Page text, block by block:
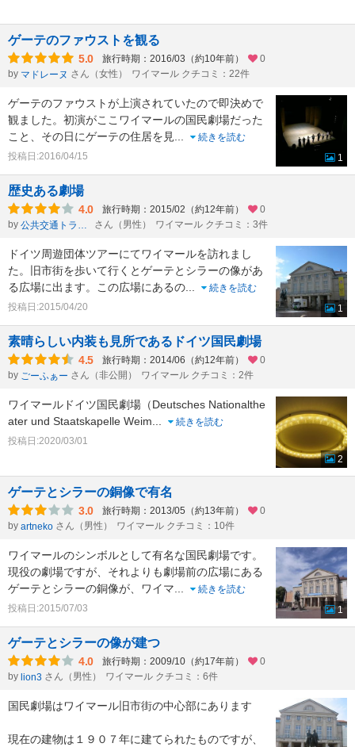
ゲーテのファウストを観る
5.0 旅行時期：2016/03（約10年前）
0
by マドレーヌ さん（女性） ワイマール クチコミ：22件
ゲーテのファウストが上演されていたので即決めで
観ました。初演がここワイマールの国民劇場だった
こと、その日にゲーテの住居を見
続きを読む
投稿日:2016/04/15
1
歴史ある劇場
4.0 旅行時期：2015/02（約12年前）
0
by
公共交通トラベラーken さん（男性） ワイマール クチコミ：3件
ドイツ周遊団体ツアーにてワイマールを訪れまし
た。旧市街を歩いて行くとゲーテとシラーの像があ
る広場に出ます。この広場にあるの
続きを読む
投稿日:2015/04/20
1
素晴らしい内装も見所であるドイツ国民劇場
4.5 旅行時期：2014/06（約12年前）
0
by ごーふぁー さん（非公開） ワイマール クチコミ：2件
ワイマールドイツ国民劇場（Deutsches Nationalthe
ater und Staatskapelle Weim
続きを読む
投稿日:2020/03/01
2
ゲーテとシラーの銅像で有名
3.0 旅行時期：2013/05（約13年前）
0
by artneko さん（男性） ワイマール クチコミ：10件
ワイマールのシンボルとして有名な国民劇場です。
現役の劇場ですが、それよりも劇場前の広場にある
ゲーテとシラーの銅像が、ワイマ
続きを読む
投稿日:2015/07/03
1
ゲーテとシラーの像が建つ
4.0 旅行時期：2009/10（約17年前）
0
by lion3 さん（男性） ワイマール クチコミ：6件
国民劇場はワイマール旧市街の中心部にあります
現在の建物は１９０７年に建てられたものですが、